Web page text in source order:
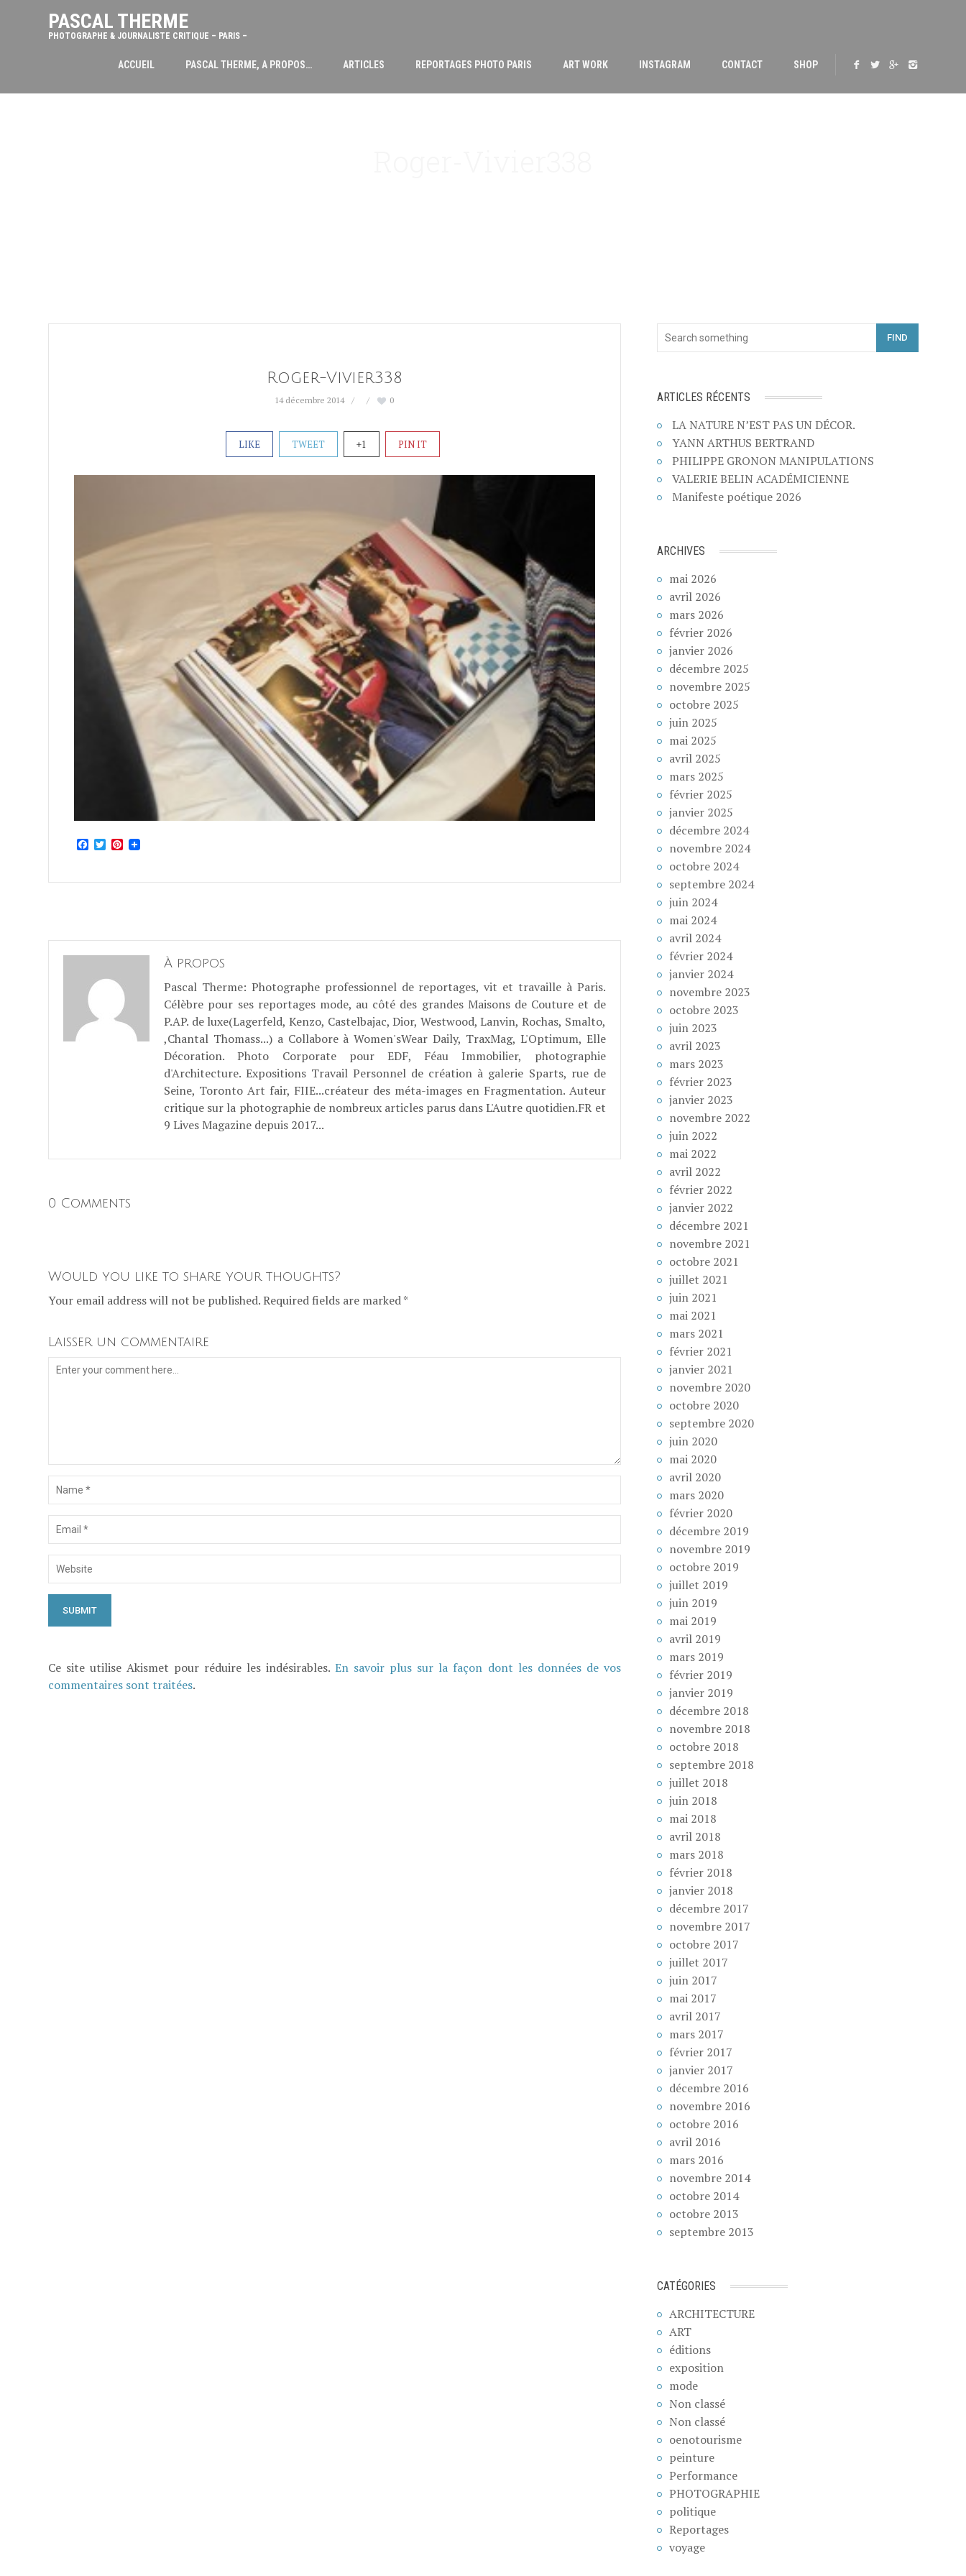
PASCAL THERME
PHOTOGRAPHE & JOURNALISTE CRITIQUE – PARIS –
ACCUEIL PASCAL THERME, A PROPOS… ARTICLES REPORTAGES PHOTO PARIS ART WORK INSTAGRAM CONTACT SHOP
Roger-Vivier338
14 décembre 2014 0
LIKE TWEET +1 PIN IT
Facebook
TwitterPinterest
À propos
Pascal Therme: Photographe professionnel de reportages, vit et travaille à Paris.
Célèbre pour ses reportages mode, au côté des grandes Maisons de Couture et de
P.AP. de luxe(Lagerfeld, Kenzo, Castelbajac, Dior, Westwood, Lanvin, Rochas, Smalto,
,Chantal Thomass...) a Collabore à Women'sWear Daily, TraxMag, L'Optimum, Elle
Décoration. Photo Corporate pour EDF, Féau Immobilier, photographie
d'Architecture. Expositions Travail Personnel de création à galerie Sparts, rue de
Seine, Toronto Art fair, FIIE...créateur des méta-images en Fragmentation. Auteur
critique sur la photographie de nombreux articles parus dans L'Autre quotidien.FR et
9 Lives Magazine depuis 2017...
0 Comments
Would you like to share your thoughts?
Your email address will not be published. Required fields are marked *
Laisser un commentaire
Ce site utilise Akismet pour réduire les indésirables.En savoir plus sur la façon dont les données de vos
commentaires sont traitées.
FIND
ARTICLES RÉCENTS
LA NATURE N’EST PAS UN DÉCOR.
YANN ARTHUS BERTRAND
PHILIPPE GRONON MANIPULATIONS
VALERIE BELIN ACADÉMICIENNE
Manifeste poétique 2026
ARCHIVES
mai 2026
avril 2026
mars 2026
février 2026
janvier 2026
décembre 2025
novembre 2025
octobre 2025
juin 2025
mai 2025
avril 2025
mars 2025
février 2025
janvier 2025
décembre 2024
novembre 2024
octobre 2024
septembre 2024
juin 2024
mai 2024
avril 2024
février 2024
janvier 2024
novembre 2023
octobre 2023
juin 2023
avril 2023
mars 2023
février 2023
janvier 2023
novembre 2022
juin 2022
mai 2022
avril 2022
février 2022
janvier 2022
décembre 2021
novembre 2021
octobre 2021
juillet 2021
juin 2021
mai 2021
mars 2021
février 2021
janvier 2021
novembre 2020
octobre 2020
septembre 2020
juin 2020
mai 2020
avril 2020
mars 2020
février 2020
décembre 2019
novembre 2019
octobre 2019
juillet 2019
juin 2019
mai 2019
avril 2019
mars 2019
février 2019
janvier 2019
décembre 2018
novembre 2018
octobre 2018
septembre 2018
juillet 2018
juin 2018
mai 2018
avril 2018
mars 2018
février 2018
janvier 2018
décembre 2017
novembre 2017
octobre 2017
juillet 2017
juin 2017
mai 2017
avril 2017
mars 2017
février 2017
janvier 2017
décembre 2016
novembre 2016
octobre 2016
avril 2016
mars 2016
novembre 2014
octobre 2014
octobre 2013
septembre 2013
CATÉGORIES
ARCHITECTURE
ART
éditions
exposition
mode
Non classé
Non classé
oenotourisme
peinture
Performance
PHOTOGRAPHIE
politique
Reportages
voyage